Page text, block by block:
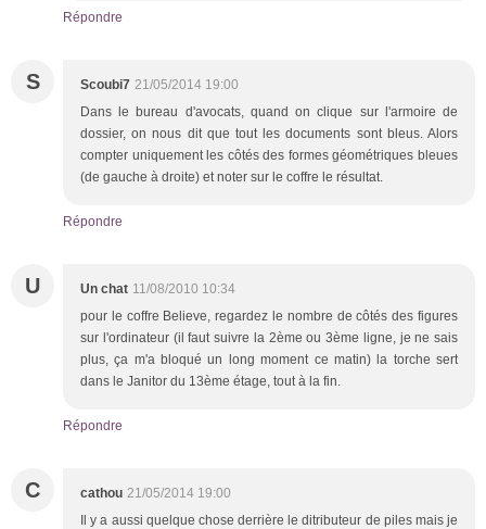
Répondre
S Scoubi7 21/05/2014 19:00
Dans le bureau d'avocats, quand on clique sur l'armoire de
dossier, on nous dit que tout les documents sont bleus. Alors
compter uniquement les côtés des formes géométriques bleues
(de gauche à droite) et noter sur le coffre le résultat.
Répondre
U Un chat 11/08/2010 10:34
pour le coffre Believe, regardez le nombre de côtés des figures
sur l'ordinateur (il faut suivre la 2ème ou 3ème ligne, je ne sais
plus, ça m'a bloqué un long moment ce matin) la torche sert
dans le Janitor du 13ème étage, tout à la fin.
Répondre
C cathou 21/05/2014 19:00
Il y a aussi quelque chose derrière le ditributeur de piles mais je